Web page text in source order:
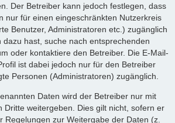
Der Betreiber kann jedoch festlegen, dass
nur für einen eingeschränkten Nutzerkreis
Benutzer, Administratoren etc.) zugänglich
hast, suche nach entsprechenden
oder kontaktiere den Betreiber. Die E-Mail-
ist dabei jedoch nur für den Betreiber
Personen (Administratoren) zugänglich.
Daten wird der Betreiber nur mit
Dritte weitergeben. Dies gilt nicht, sofern er
Regelungen zur Weitergabe der Daten (z.